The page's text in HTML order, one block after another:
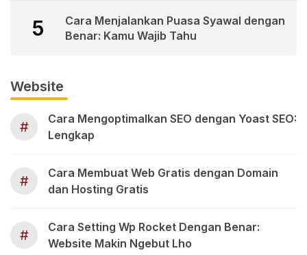
5
Cara Menjalankan Puasa Syawal dengan
Benar: Kamu Wajib Tahu
Website
#
Cara Mengoptimalkan SEO dengan Yoast SEO:
Lengkap
#
Cara Membuat Web Gratis dengan Domain
dan Hosting Gratis
#
Cara Setting Wp Rocket Dengan Benar:
Website Makin Ngebut Lho